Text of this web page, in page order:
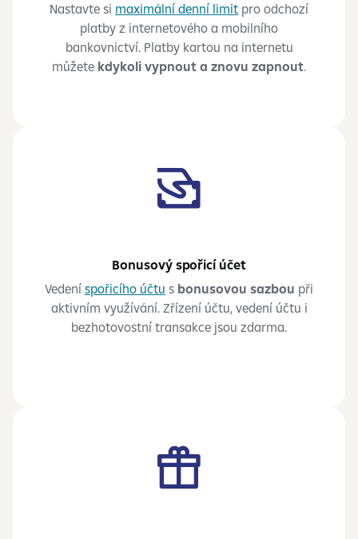
Nastavte si maximální denní limit pro odchozí
platby z internetového a mobilního
bankovnictví. Platby kartou na internetu
můžete kdykoli vypnout a znovu zapnout.
Bonusový spořicí účet
Vedení spořicího účtu s bonusovou sazbou při
aktivním využívání. Zřízení účtu, vedení účtu i
bezhotovostní transakce jsou zdarma.